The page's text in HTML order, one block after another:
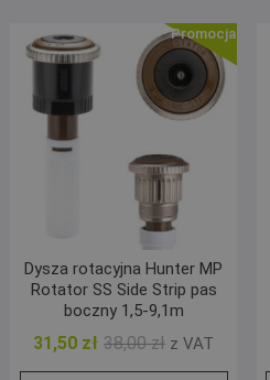
Promocja!
Dysza rotacyjna Hunter MP
Rotator SS Side Strip pas
boczny 1,5-9,1m
38,00zł Pierwotna
cena
31,50 zł
Aktualna
cena
z VAT